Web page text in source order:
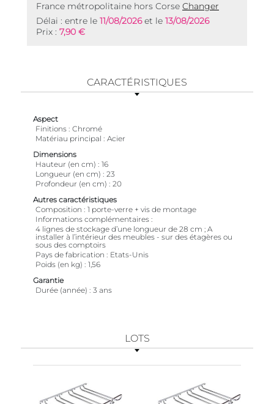
France métropolitaine hors Corse Changer
Délai : entre le 11/08/2026et le 13/08/2026
Prix : 7,90 €
CARACTÉRISTIQUES
Aspect
Finitions Chromé
Matériau principal
Acier
Dimensions
Hauteur (en cm)
16
Longueur (en cm)
23
Profondeur (en cm)
20
Autres caractéristiques
Composition
1 porte-verre + vis de montage
Informations complémentaires
4 lignes de stockage d’une longueur de 28 cm ; A
installer à l’intérieur des meubles - sur des étagères ou
sous des comptoirs
Pays de fabrication
Etats-Unis
Poids (en kg)
1,56
Garantie
Durée (année)
3 ans
LOTS